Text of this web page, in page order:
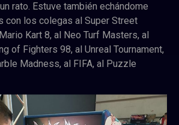
rato. Estuve también echándome
con los colegas al Super Street
Kart 8, al Neo Turf Masters, al
of Fighters 98, al Unreal Tournament,
Madness, al FIFA, al Puzzle